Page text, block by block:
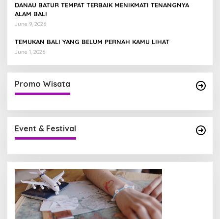
DANAU BATUR TEMPAT TERBAIK MENIKMATI TENANGNYA
ALAM BALI
June 9, 2026
TEMUKAN BALI YANG BELUM PERNAH KAMU LIHAT
June 1, 2026
Promo Wisata
Event & Festival